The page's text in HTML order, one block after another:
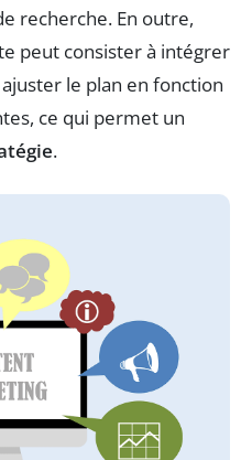
recherche. En outre,
peut consister à intégrer
le plan en fonction
ce qui permet un
.